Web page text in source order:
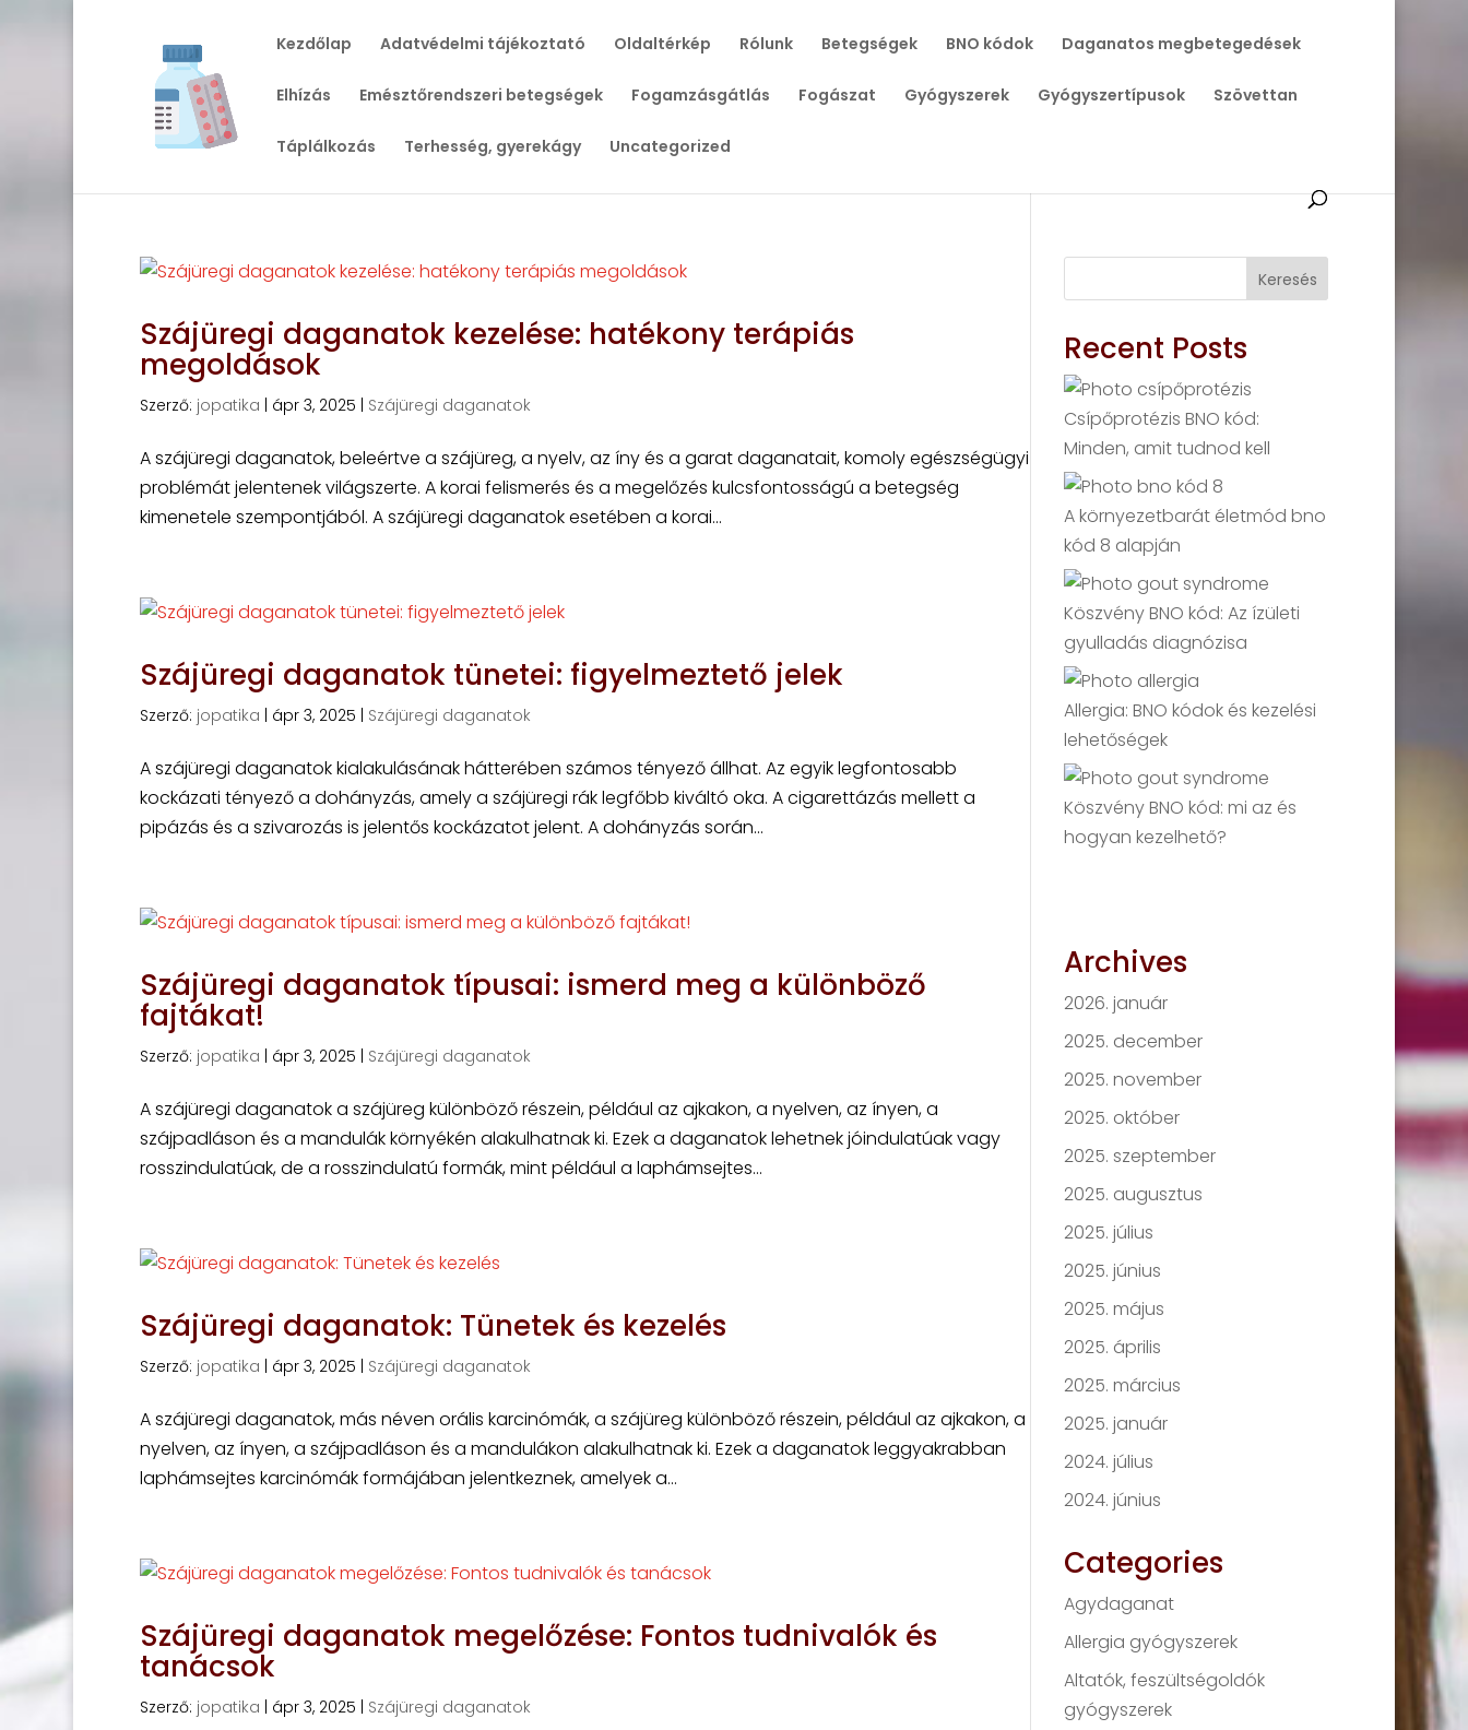
Kezdőlap Adatvédelmi tájékoztató Oldaltérkép Rólunk Betegségek BNO kódok Daganatos megbetegedések
Elhízás Emésztőrendszeri betegségek Fogamzásgátlás Fogászat Gyógyszerek Gyógyszertípusok Szövettan
Táplálkozás Terhesség, gyerekágy Uncategorized
Szájüregi daganatok kezelése: hatékony terápiás
megoldások
Szerző: jopatika ápr 3, 2025 Szájüregi daganatok
A szájüregi daganatok, beleértve a szájüreg, a nyelv, az íny és a garat daganatait, komoly egészségügyi
problémát jelentenek világszerte. A korai felismerés és a megelőzés kulcsfontosságú a betegség
kimenetele szempontjából. A szájüregi daganatok esetében a korai...
Szájüregi daganatok tünetei: figyelmeztető jelek
Szerző: jopatika ápr 3, 2025 Szájüregi daganatok
A szájüregi daganatok kialakulásának hátterében számos tényező állhat. Az egyik legfontosabb
kockázati tényező a dohányzás, amely a szájüregi rák legfőbb kiváltó oka. A cigarettázás mellett a
pipázás és a szivarozás is jelentős kockázatot jelent. A dohányzás során...
Szájüregi daganatok típusai: ismerd meg a különböző
fajtákat!
Szerző: jopatika ápr 3, 2025 Szájüregi daganatok
A szájüregi daganatok a szájüreg különböző részein, például az ajkakon, a nyelven, az ínyen, a
szájpadláson és a mandulák környékén alakulhatnak ki. Ezek a daganatok lehetnek jóindulatúak vagy
rosszindulatúak, de a rosszindulatú formák, mint például a laphámsejtes...
Szájüregi daganatok: Tünetek és kezelés
Szerző: jopatika ápr 3, 2025 Szájüregi daganatok
A szájüregi daganatok, más néven orális karcinómák, a szájüreg különböző részein, például az ajkakon, a
nyelven, az ínyen, a szájpadláson és a mandulákon alakulhatnak ki. Ezek a daganatok leggyakrabban
laphámsejtes karcinómák formájában jelentkeznek, amelyek a...
Szájüregi daganatok megelőzése: Fontos tudnivalók és
tanácsok
Szerző: jopatika ápr 3, 2025 Szájüregi daganatok
Keresés
Recent Posts
Csípőprotézis BNO kód:
Minden, amit tudnod kell
A környezetbarát életmód bno
kód 8 alapján
Köszvény BNO kód: Az ízületi
gyulladás diagnózisa
Allergia: BNO kódok és kezelési
lehetőségek
Köszvény BNO kód: mi az és
hogyan kezelhető?
Archives
2026. január
2025. december
2025. november
2025. október
2025. szeptember
2025. augusztus
2025. július
2025. június
2025. május
2025. április
2025. március
2025. január
2024. július
2024. június
Categories
Agydaganat
Allergia gyógyszerek
Altatók, feszültségoldók
gyógyszerek